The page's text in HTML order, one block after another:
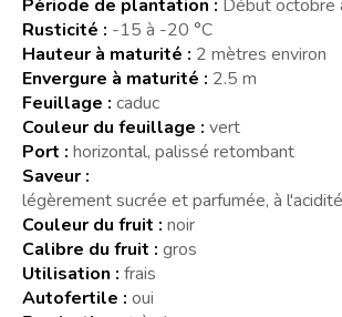
Période de plantation : Début octobre
Rusticité : -15 à -20 °C
Hauteur à maturité : 2 mètres environ
Envergure à maturité : 2.5 m
Feuillage : caduc
Couleur du feuillage : vert
Port : horizontal, palissé retombant
Saveur :
légèrement sucrée et parfumée, à
Couleur du fruit : noir
Calibre du fruit : gros
Utilisation : frais
Autofertile : oui